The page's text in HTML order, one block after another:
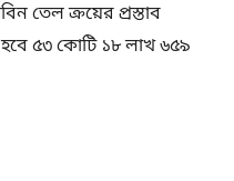
তেল ক্রয়ের প্রস্তাব
৫৩ কোটি ১৮ লাখ ৬৫৯